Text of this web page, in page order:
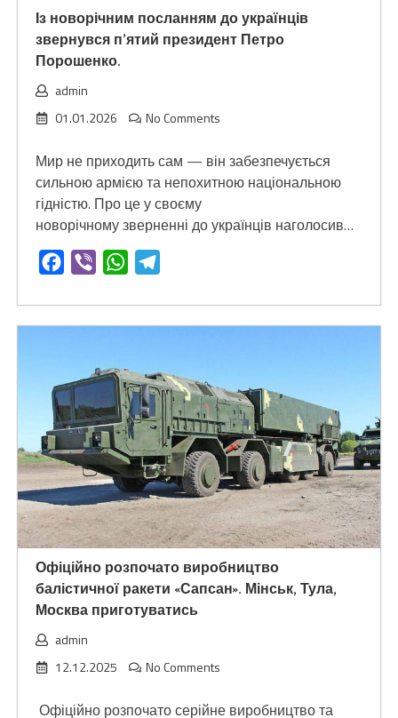
Із новорічним посланням до українців
звернувся п’ятий президент Петро
Порошенко.
admin
01.01.2026
No Comments
Мир не приходить сам — він забезпечується
сильною армією та непохитною національною
гідністю. Про це у своєму
новорічному зверненні до українців наголосив…
Facebook
Viber WhatsApp
Офіційно розпочато виробництво
балістичної ракети «Сапсан». Мінськ, Тула,
Москва приготуватись
admin
12.12.2025
No Comments
Офіційно розпочато серійне виробництво та